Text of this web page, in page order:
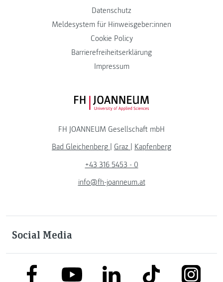
Datenschutz
Meldesystem für Hinweisgeber:innen
Cookie Policy
Barrierefreiheitserklärung
Impressum
FH JOANNEUM Logo
FH JOANNEUM Gesellschaft mbH
Bad Gleichenberg
Graz
Kapfenberg
+43 316 5453 - 0
info@fh-joanneum.at
Social Media
link to facebooklink to youtubelink to linkedinlink to tiktok